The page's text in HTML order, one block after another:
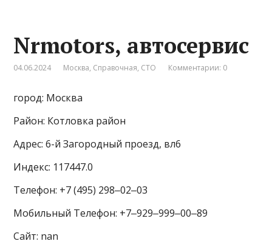
Nrmotors, автосервис
04.06.2024 Москва, Справочная, СТО Комментарии: 0
город: Москва
Район: Котловка район
Адрес: 6-й Загородный проезд, вл6
Индекс: 117447.0
Телефон: +7 (495) 298‒02‒03
Мобильный Телефон: +7‒929‒999‒00‒89
Сайт: nan